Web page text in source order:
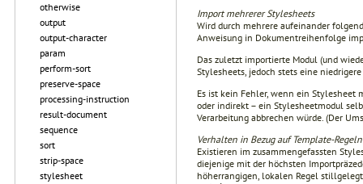
otherwise
output
output-character
param
perform-sort
preserve-space
processing-instruction
result-document
sequence
sort
strip-space
stylesheet
Import mehrerer Stylesheets
Wird durch mehrere aufeinander
Anweisung in Dokumentreihenfolge
Das zuletzt importierte Modul (und
Stylesheets, jedoch stets eine
Es ist kein Fehler, wenn ein Stylesheet
oder indi­rekt – ein Stylesheetmodul
Verarbeitung abbrechen würde. (Der
Verhalten in Bezug auf Template-
Existieren im zusam­mengefassten
diejenige mit der höchsten
höherrangigen, lokalen Regel